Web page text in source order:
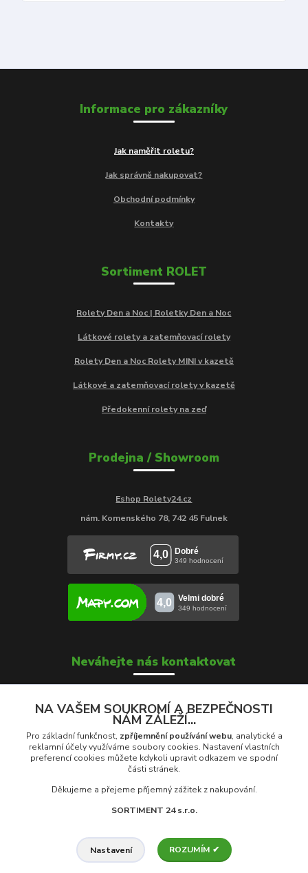
Informace pro zákazníky
Jak naměřit roletu?
Jak správně nakupovat?
Obchodní podmínky
Kontakty
Sortiment ROLET
Rolety Den a Noc | Roletky Den a Noc
Látkové rolety a zatemňovací rolety
Rolety Den a Noc Rolety MINI v kazetě
Látkové a zatemňovací rolety v kazetě
Předokenní rolety na zeď
Prodejna / Showroom
Eshop Rolety24.cz
nám. Komenského 78, 742 45 Fulnek
Neváhejte nás kontaktovat
Soňa Škrobánková
+420 739 000 639
Po - Pá: 8:00 - 16:00
prodej@rolety24.cz
© 2026 Eshop Rolety24.cz | Provozovatel: Sortiment 24 s.r.o., Na
Trávníkách 959, 742 13 Studénka, ČR
NA VAŠEM SOUKROMÍ A BEZPEČNOSTI
NÁM ZÁLEŽÍ...
Pro základní funkčnost, zpříjemnění používání webu, analytické a
reklamní účely využíváme soubory cookies. Nastavení vlastních
preferencí cookies můžete kdykoli upravit odkazem ve spodní
části stránek.
Děkujeme a přejeme příjemný zážitek z nakupování.
SORTIMENT 24 s.r.o.
Nastavení ROZUMÍM ✔